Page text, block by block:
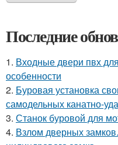
Последние
1. Входные двери пвх
особенности
2. Буровая установка
самодельных канатно-
3. Станок буровой для
4. Взлом дверных